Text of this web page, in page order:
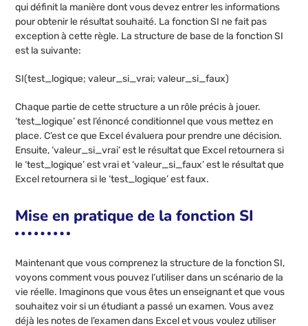
qui définit la manière dont vous devez entrer les informations
pour obtenir le résultat souhaité. La fonction SI ne fait pas
exception à cette règle. La structure de base de la fonction SI
est la suivante:
SI(test_logique; valeur_si_vrai; valeur_si_faux)
Chaque partie de cette structure a un rôle précis à jouer.
‘test_logique’ est l’énoncé conditionnel que vous mettez en
place. C’est ce que Excel évaluera pour prendre une décision.
Ensuite, ‘valeur_si_vrai’ est le résultat que Excel retournera si
le ‘test_logique’ est vrai et ‘valeur_si_faux’ est le résultat que
Excel retournera si le ‘test_logique’ est faux.
Mise en pratique de la fonction SI
Maintenant que vous comprenez la structure de la fonction SI,
voyons comment vous pouvez l’utiliser dans un scénario de la
vie réelle. Imaginons que vous êtes un enseignant et que vous
souhaitez voir si un étudiant a passé un examen. Vous avez
déjà les notes de l’examen dans Excel et vous voulez utiliser